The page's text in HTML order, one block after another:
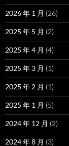
2026 年 1 月 (26)
2025 年 5 月 (2)
2025 年 4 月 (4)
2025 年 3 月 (1)
2025 年 2 月 (1)
2025 年 1 月 (5)
2024 年 12 月 (2)
2024 年 8 月 (3)